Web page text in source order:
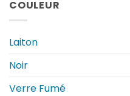
COULEUR
Laiton
Noir
Verre Fumé